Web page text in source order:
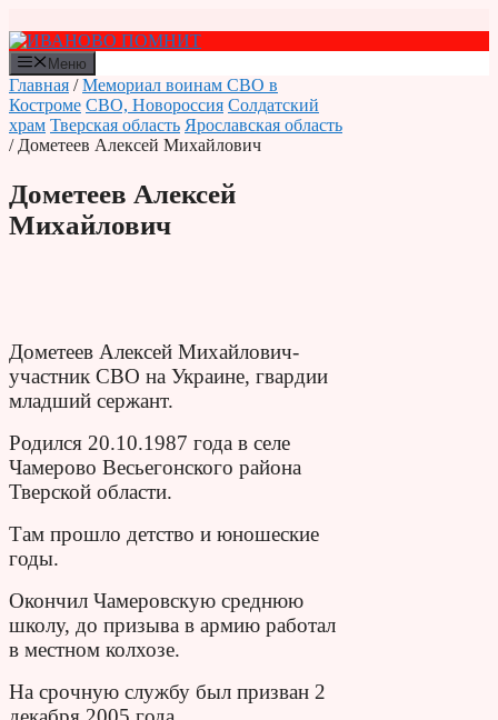
к
содержимому
Меню
Главная /Мемориал воинам СВО в
Костроме СВО, Новороссия Солдатский
храм Тверская область Ярославская область
/ Дометеев Алексей Михайлович
Дометеев Алексей
Михайлович
Дометеев Алексей Михайлович-
участник СВО на Украине, гвардии
младший сержант.
Родился 20.10.1987 года в селе
Чамерово Весьегонского района
Тверской области.
Там прошло детство и юношеские
годы.
Окончил Чамеровскую среднюю
школу, до призыва в армию работал
в местном колхозе.
На срочную службу был призван 2